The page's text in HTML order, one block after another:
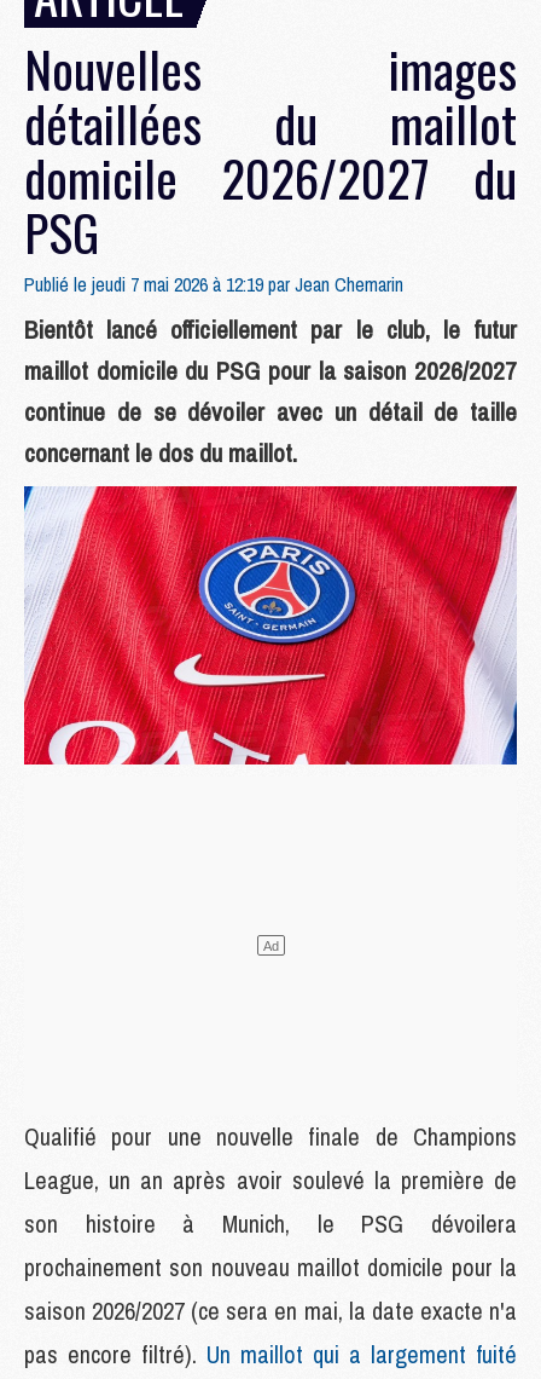
Nouvelles images
détaillées du maillot
domicile 2026/2027 du
PSG
Publié le jeudi 7 mai 2026 à 12:19 parJean Chemarin
Bientôt lancé officiellement par le club, le futur
maillot domicile du PSG pour la saison 2026/2027
continue de se dévoiler avec un détail de taille
concernant le dos du maillot.
Qualifié pour une nouvelle finale de Champions
League, un an après avoir soulevé la première de
son histoire à Munich, le PSG dévoilera
prochainement son nouveau maillot domicile pour la
saison 2026/2027 (ce sera en mai, la date exacte n'a
pas encore filtré). Un maillot qui a largement fuité